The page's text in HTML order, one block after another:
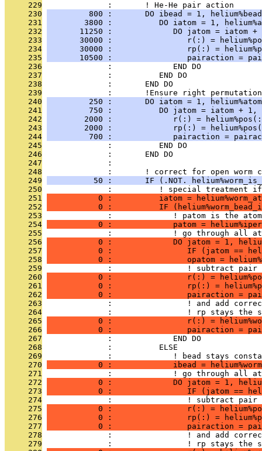
     229
              :       ! He-He pair action
     230
800 :       DO ibead = 1,
     231
3800 :          DO iatom = 1,
     232
11250 :             DO jatom = iatom +
     233
30000 :                r(:) =
     234
30000 :                rp(:) =
     235
10500 :                pairaction =
     236
              :             END DO
     237
              :          END DO
     238
              :       END DO
     239
:       !Ensure right
     240
250 :       DO iatom = 1,
     241
750 :          DO jatom = iatom + 1,
     242
2000 :             r(:) =
     243
2000 :             rp(:) =
     244
700 :             pairaction =
     245
              :          END DO
     246
              :       END DO
     247
              :
     248
:       ! correct for open worm
     249
50 :       IF (.NOT.
     250
:          ! special treatment
     251
0 :          iatom =
     252
0 :          IF
     253
:             ! patom is the
     254
0 :             patom =
     255
:             ! go through all
     256
0 :             DO jatom = 1,
     257
0 :                IF (jatom ==
     258
0 :                opatom =
     259
:                ! subtract pair
     260
0 :                r(:) =
     261
0 :                rp(:) =
     262
0 :                pairaction =
     263
:                ! and add
     264
:                ! rp stays the
     265
0 :                r(:) =
     266
0 :                pairaction =
     267
              :             END DO
     268
              :          ELSE
     269
:             ! bead stays
     270
0 :             ibead =
     271
:             ! go through all
     272
0 :             DO jatom = 1,
     273
0 :                IF (jatom ==
     274
:                ! subtract pair
     275
0 :                r(:) =
     276
0 :                rp(:) =
     277
0 :                pairaction =
     278
:                ! and add
     279
:                ! rp stays the